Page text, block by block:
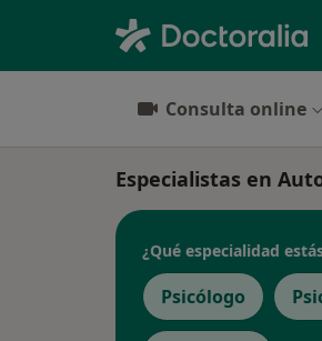
Consulta online
Especialistas en
¿Qué especialidad
Psicólogo